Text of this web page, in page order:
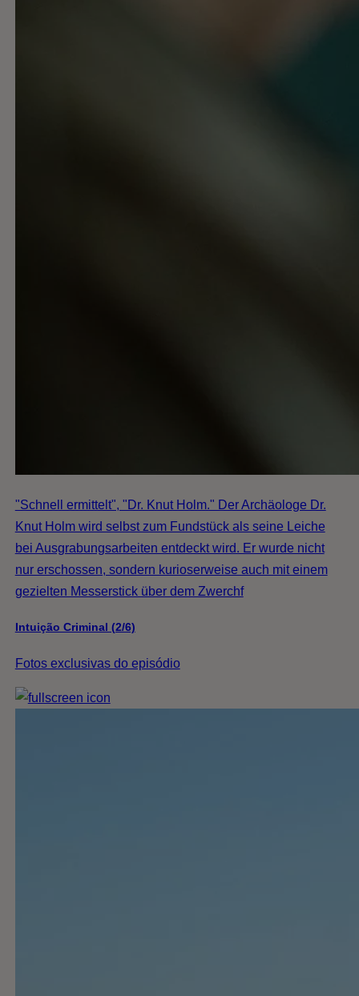
"Schnell ermittelt", "Dr. Knut Holm." Der Archäologe Dr.
Knut Holm wird selbst zum Fundstück als seine Leiche
bei Ausgrabungsarbeiten entdeckt wird. Er wurde nicht
nur erschossen, sondern kurioserweise auch mit einem
gezielten Messerstick über dem Zwerchf
Intuição Criminal (2/6)
Fotos exclusivas do episódio